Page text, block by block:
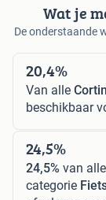
Wat je
De onderstaande
20,4%
Van alle
beschikbaar
24,5%
24,5% van alle
categorie